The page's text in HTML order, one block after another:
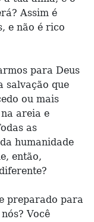
Assim é
e não é rico
para Deus
salvação que
ou mais
areia e
as
humanidade
então,
preparado para
Você